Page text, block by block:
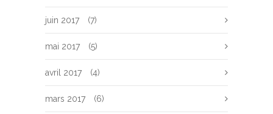
juin 2017 (7)
mai 2017 (5)
avril 2017 (4)
mars 2017 (6)